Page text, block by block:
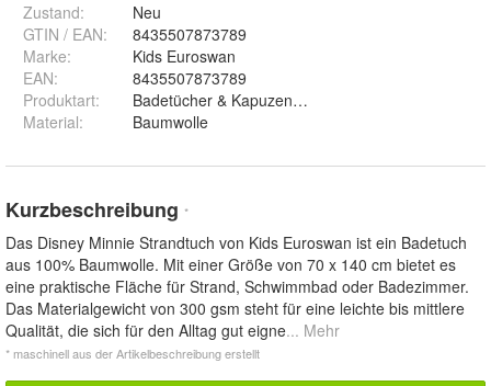
Zustand:
Neu
GTIN / EAN:
8435507873789
Marke:
Kids Euroswan
EAN:
8435507873789
Produktart:
Badetücher & Kapuzenhandtücher
Material: Baumwolle
Kurzbeschreibung *
Das Disney Minnie Strandtuch von Kids Euroswan ist ein Badetuch
aus 100% Baumwolle. Mit einer Größe von 70 x 140 cm bietet es
eine praktische Fläche für Strand, Schwimmbad oder Badezimmer.
Das Materialgewicht von 300 gsm steht für eine leichte bis mittlere
Qualität, die sich für den Alltag gut eigne... Mehr
* maschinell aus der Artikelbeschreibung erstellt